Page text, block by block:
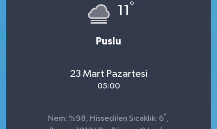
11°
Puslu
23 Mart Pazartesi
05:00
Nem: %98, Hissedilen Sıcaklık: 6° ,